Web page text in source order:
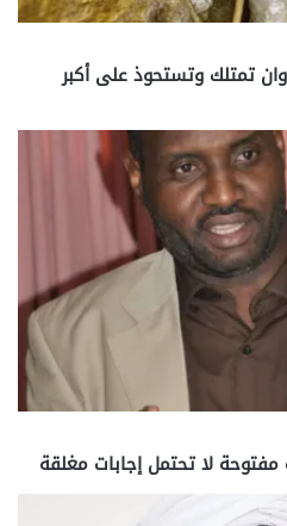
تمتلك وتستحوذ على أكبر
لا تحتمل إجابات مغلقة